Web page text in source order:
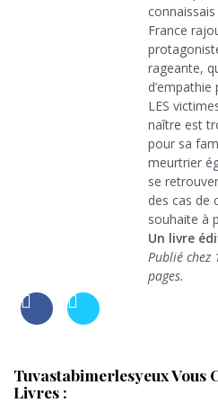
France
rageante,
LES
naître est
pour sa
meurtrier
se
des cas de
souhaite à
Un livre
Publié chez
pages.
Tuvastabimerlesyeux Vous
Livres :